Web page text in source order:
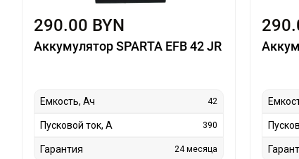
290.00 BYN
Аккумулятор SPARTA EFB 42 JR
Емкость, Ач 42
Пусковой ток, А 390
Гарантия 24 месяца